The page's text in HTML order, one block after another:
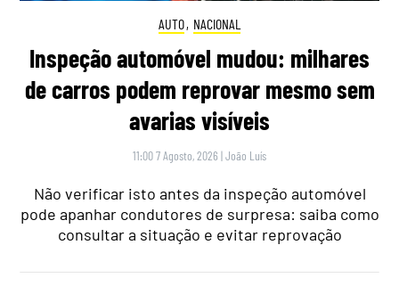
AUTO, NACIONAL
Inspeção automóvel mudou: milhares
de carros podem reprovar mesmo sem
avarias visíveis
11:00 7 Agosto, 2026 |João Luís
Não verificar isto antes da inspeção automóvel
pode apanhar condutores de surpresa: saiba como
consultar a situação e evitar reprovação